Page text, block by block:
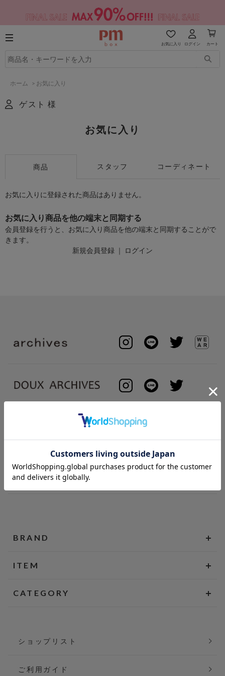
お気に入り ログイン カート
ホーム > お気に入り
ゲスト 様
お気に入り
商品 スタッフ コーディネート
お気に入りに登録された商品はありません。
お気に入り商品を他の端末と同期する
会員登録を行うと、お気に入り商品を他の端末と同期することがで
きます。
新規会員登録 ｜ ログイン
BRAND
ITEM
CATEGORY
ショップリスト
ご利用ガイド